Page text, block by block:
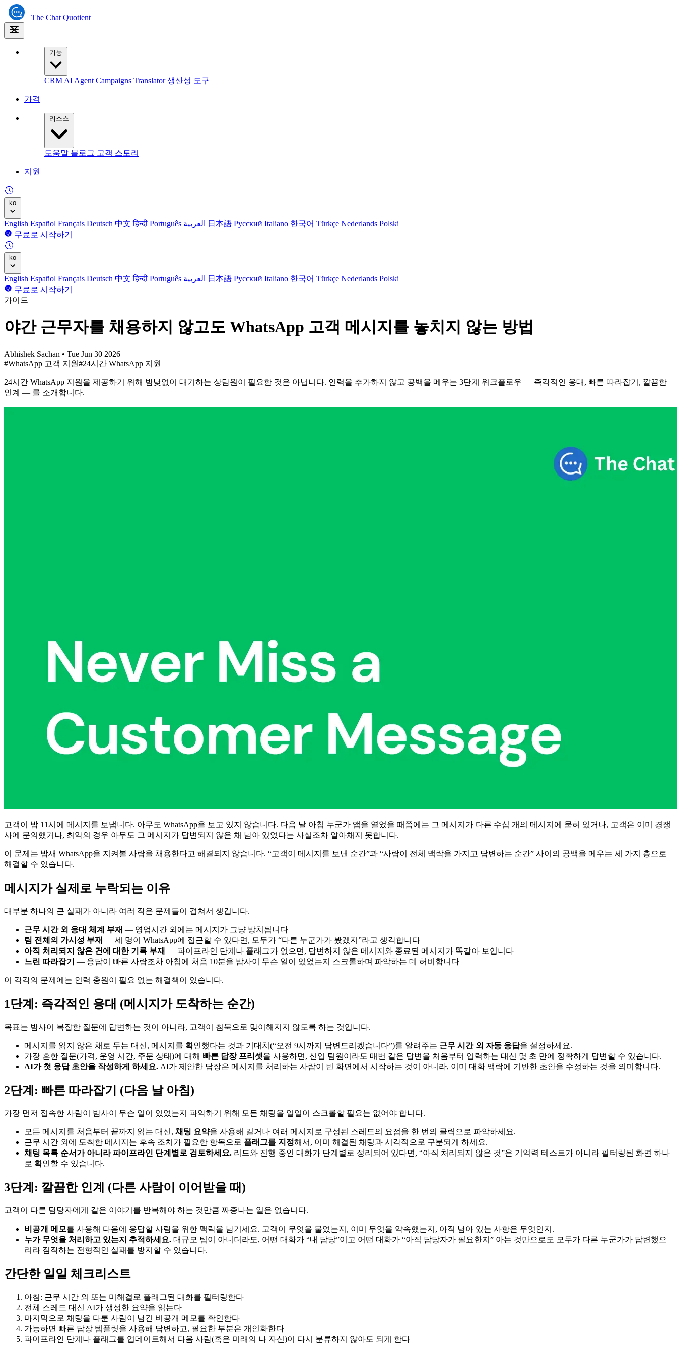
The Chat Quotient
기능
CRM AI Agent Campaigns Translator생산성 도구
가격
리소스
도움말 블로그 고객 스토리
지원
ko
English Español Français Deutsch 中文हिन्दी Português 日本語 Русский Italiano 한국어 Türkçe Nederlands Polski
무료로 시작하기
ko
English Español Français Deutsch 中文हिन्दी Português 日本語 Русский Italiano 한국어 Türkçe Nederlands Polski
무료로 시작하기
가이드
야간 근무자를 채용하지 않고도 WhatsApp 고객 메시지를 놓치지 않는 방법
Abhishek Sachan • Tue Jun 30 2026
#WhatsApp 고객 지원#24시간 WhatsApp 지원
24시간 WhatsApp 지원을 제공하기 위해 밤낮없이 대기하는 상담원이 필요한 것은 아닙니다. 인력을 추가하지 않고 공백을 메우는 3단계 워크플로우 — 즉각적인 응대, 빠른 따라잡기, 깔끔한
인계 — 를 소개합니다.
고객이 밤 11시에 메시지를 보냅니다. 아무도 WhatsApp을 보고 있지 않습니다. 다음 날 아침 누군가 앱을 열었을 때쯤에는 그 메시지가 다른 수십 개의 메시지에 묻혀 있거나, 고객은 이미 경쟁
사에 문의했거나, 최악의 경우 아무도 그 메시지가 답변되지 않은 채 남아 있었다는 사실조차 알아채지 못합니다.
이 문제는 밤새 WhatsApp을 지켜볼 사람을 채용한다고 해결되지 않습니다. “고객이 메시지를 보낸 순간”과 “사람이 전체 맥락을 가지고 답변하는 순간” 사이의 공백을 메우는 세 가지 층으로
해결할 수 있습니다.
메시지가 실제로 누락되는 이유
대부분 하나의 큰 실패가 아니라 여러 작은 문제들이 겹쳐서 생깁니다.
근무 시간 외 응대 체계 부재 — 영업시간 외에는 메시지가 그냥 방치됩니다
팀 전체의 가시성 부재 — 세 명이 WhatsApp에 접근할 수 있다면, 모두가 “다른 누군가가 봤겠지”라고 생각합니다
아직 처리되지 않은 건에 대한 기록 부재 — 파이프라인 단계나 플래그가 없으면, 답변하지 않은 메시지와 종료된 메시지가 똑같아 보입니다
느린 따라잡기 — 응답이 빠른 사람조차 아침에 처음 10분을 밤사이 무슨 일이 있었는지 스크롤하며 파악하는 데 허비합니다
이 각각의 문제에는 인력 충원이 필요 없는 해결책이 있습니다.
1단계: 즉각적인 응대 (메시지가 도착하는 순간)
목표는 밤사이 복잡한 질문에 답변하는 것이 아니라, 고객이 침묵으로 맞이해지지 않도록 하는 것입니다.
메시지를 읽지 않은 채로 두는 대신, 메시지를 확인했다는 것과 기대치(“오전 9시까지 답변드리겠습니다”)를 알려주는 근무 시간 외 자동 응답을 설정하세요.
가장 흔한 질문(가격, 운영 시간, 주문 상태)에 대해 빠른 답장 프리셋을 사용하면, 신입 팀원이라도 매번 같은 답변을 처음부터 입력하는 대신 몇 초 만에 정확하게 답변할 수 있습니다.
AI가 첫 응답 초안을 작성하게 하세요. AI가 제안한 답장은 메시지를 처리하는 사람이 빈 화면에서 시작하는 것이 아니라, 이미 대화 맥락에 기반한 초안을 수정하는 것을 의미합니다.
2단계: 빠른 따라잡기 (다음 날 아침)
가장 먼저 접속한 사람이 밤사이 무슨 일이 있었는지 파악하기 위해 모든 채팅을 일일이 스크롤할 필요는 없어야 합니다.
모든 메시지를 처음부터 끝까지 읽는 대신, 채팅 요약을 사용해 길거나 여러 메시지로 구성된 스레드의 요점을 한 번의 클릭으로 파악하세요.
근무 시간 외에 도착한 메시지는 후속 조치가 필요한 항목으로 플래그를 지정해서, 이미 해결된 채팅과 시각적으로 구분되게 하세요.
채팅 목록 순서가 아니라 파이프라인 단계별로 검토하세요. 리드와 진행 중인 대화가 단계별로 정리되어 있다면, “아직 처리되지 않은 것”은 기억력 테스트가 아니라 필터링된 화면 하나
로 확인할 수 있습니다.
3단계: 깔끔한 인계 (다른 사람이 이어받을 때)
고객이 다른 담당자에게 같은 이야기를 반복해야 하는 것만큼 짜증나는 일은 없습니다.
비공개 메모를 사용해 다음에 응답할 사람을 위한 맥락을 남기세요. 고객이 무엇을 물었는지, 이미 무엇을 약속했는지, 아직 남아 있는 사항은 무엇인지.
누가 무엇을 처리하고 있는지 추적하세요. 대규모 팀이 아니더라도, 어떤 대화가 “내 담당”이고 어떤 대화가 “아직 담당자가 필요한지” 아는 것만으로도 모두가 다른 누군가가 답변했으
리라 짐작하는 전형적인 실패를 방지할 수 있습니다.
간단한 일일 체크리스트
아침: 근무 시간 외 또는 미해결로 플래그된 대화를 필터링한다
전체 스레드 대신 AI가 생성한 요약을 읽는다
마지막으로 채팅을 다룬 사람이 남긴 비공개 메모를 확인한다
가능하면 빠른 답장 템플릿을 사용해 답변하고, 필요한 부분은 개인화한다
파이프라인 단계나 플래그를 업데이트해서 다음 사람(혹은 미래의 나 자신)이 다시 분류하지 않아도 되게 한다